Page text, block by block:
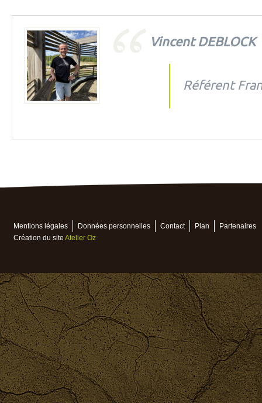
Vincent DEBLOCK
Référent
Mentions légales Données personnelles Contact Plan
Partenaires
Création du site Atelier Oz